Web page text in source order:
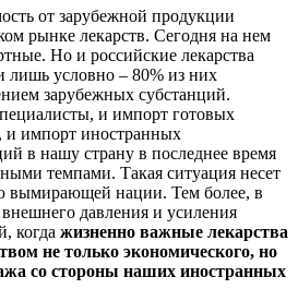
от зарубежной продукции
рынке лекарств. Сегодня на нем
Но и российские лекарства
лишь условно – 80% из них
зарубежных субстанций.
и импорт готовых
и импорт иностранных
в нашу страну в последнее время
темпами. Такая ситуация несет
вымирающей нации. Тем более, в
давления и усиления
когда жизненно важные лекарства
не только экономического, но
со стороны наших иностранных